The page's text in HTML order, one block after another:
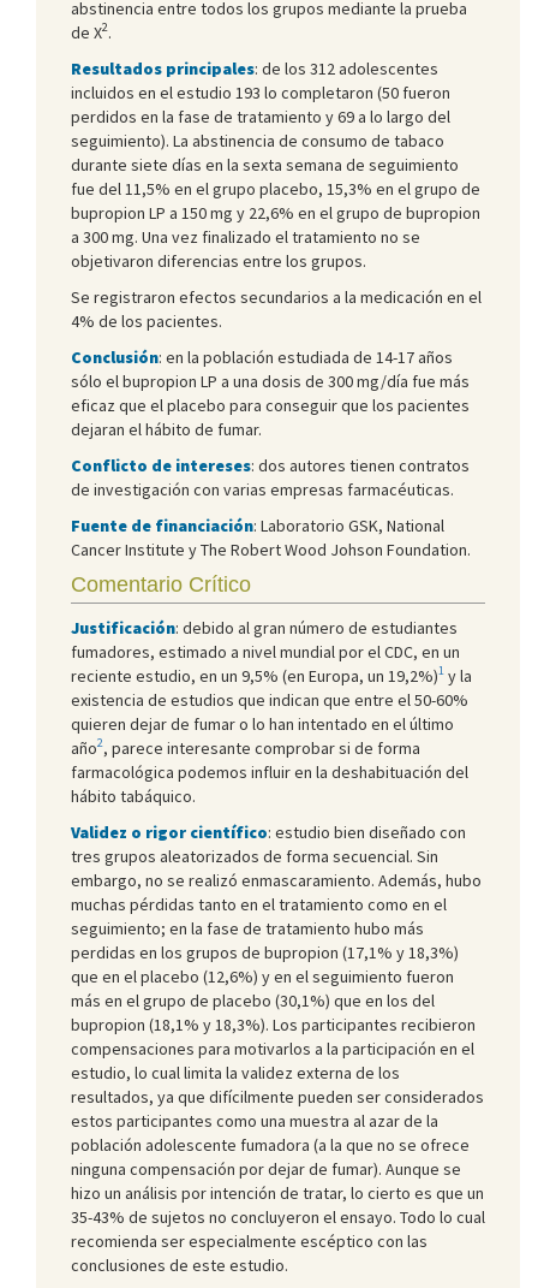
abstinencia entre todos los grupos mediante la prueba
de Χ2.
Resultados principales: de los 312 adolescentes
incluidos en el estudio 193 lo completaron (50 fueron
perdidos en la fase de tratamiento y 69 a lo largo del
seguimiento). La abstinencia de consumo de tabaco
durante siete días en la sexta semana de seguimiento
fue del 11,5% en el grupo placebo, 15,3% en el grupo de
bupropion LP a 150 mg y 22,6% en el grupo de bupropion
a 300 mg. Una vez finalizado el tratamiento no se
objetivaron diferencias entre los grupos.
Se registraron efectos secundarios a la medicación en el
4% de los pacientes.
Conclusión: en la población estudiada de 14-17 años
sólo el bupropion LP a una dosis de 300 mg/día fue más
eficaz que el placebo para conseguir que los pacientes
dejaran el hábito de fumar.
Conflicto de intereses: dos autores tienen contratos
de investigación con varias empresas farmacéuticas.
Fuente de financiación: Laboratorio GSK, National
Cancer Institute y The Robert Wood Johson Foundation.
Comentario Crítico
Justificación: debido al gran número de estudiantes
fumadores, estimado a nivel mundial por el CDC, en un
reciente estudio, en un 9,5% (en Europa, un 19,2%)1 y la
existencia de estudios que indican que entre el 50-60%
quieren dejar de fumar o lo han intentado en el último
año2, parece interesante comprobar si de forma
farmacológica podemos influir en la deshabituación del
hábito tabáquico.
Validez o rigor científico: estudio bien diseñado con
tres grupos aleatorizados de forma secuencial. Sin
embargo, no se realizó enmascaramiento. Además, hubo
muchas pérdidas tanto en el tratamiento como en el
seguimiento; en la fase de tratamiento hubo más
perdidas en los grupos de bupropion (17,1% y 18,3%)
que en el placebo (12,6%) y en el seguimiento fueron
más en el grupo de placebo (30,1%) que en los del
bupropion (18,1% y 18,3%). Los participantes recibieron
compensaciones para motivarlos a la participación en el
estudio, lo cual limita la validez externa de los
resultados, ya que difícilmente pueden ser considerados
estos participantes como una muestra al azar de la
población adolescente fumadora (a la que no se ofrece
ninguna compensación por dejar de fumar). Aunque se
hizo un análisis por intención de tratar, lo cierto es que un
35-43% de sujetos no concluyeron el ensayo. Todo lo cual
recomienda ser especialmente escéptico con las
conclusiones de este estudio.